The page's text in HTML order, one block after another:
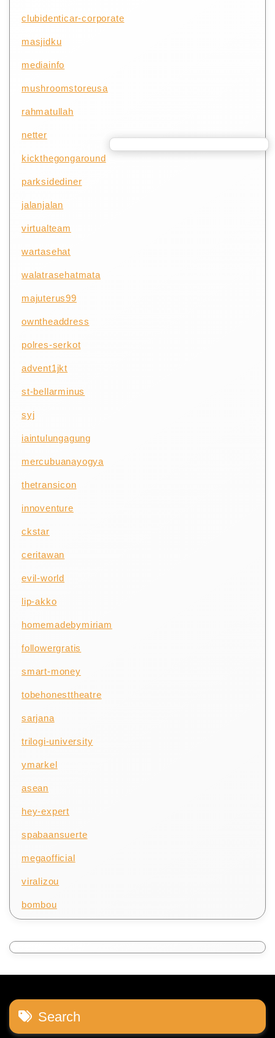
clubidenticar-corporate
masjidku
mediainfo
mushroomstoreusa
rahmatullah
netter
kickthegongaround
parksidediner
jalanjalan
virtualteam
wartasehat
walatrasehatmata
majuterus99
owntheaddress
polres-serkot
advent1jkt
st-bellarminus
syj
iaintulungagung
mercubuanayogya
thetransicon
innoventure
ckstar
ceritawan
evil-world
lip-akko
homemadebymiriam
followergratis
smart-money
tobehonesttheatre
sarjana
trilogi-university
ymarkel
asean
hey-expert
spabaansuerte
megaofficial
viralizou
bombou
Search